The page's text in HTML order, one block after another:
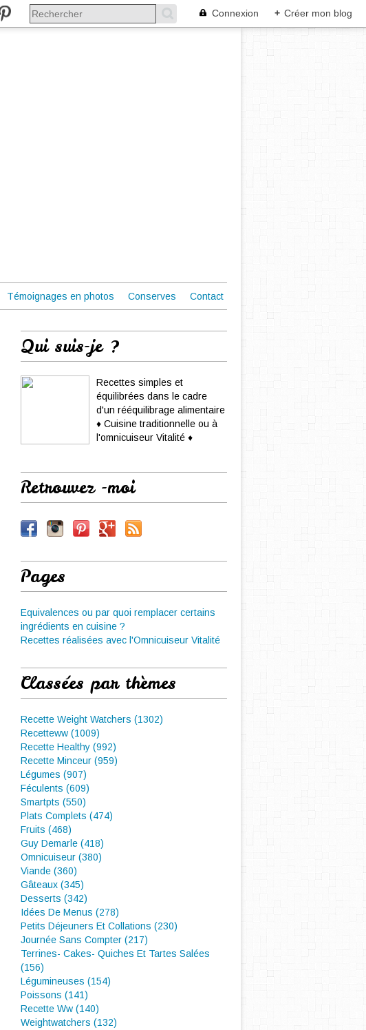
Connexion + Créer mon blog
Témoignages en photos Conserves Contact
Qui suis-je ?
Recettes simples et
équilibrées dans le cadre
d'un rééquilibrage alimentaire
♦ Cuisine traditionnelle ou à
l'omnicuiseur Vitalité ♦
Retrouvez -moi
Pages
Equivalences ou par quoi remplacer certains
ingrédients en cuisine ?
Recettes réalisées avec l'Omnicuiseur Vitalité
Classées par thèmes
Recette Weight Watchers (1302)
Recetteww (1009)
Recette Healthy (992)
Recette Minceur (959)
Légumes (907)
Féculents (609)
Smartpts (550)
Plats Complets (474)
Fruits (468)
Guy Demarle (418)
Omnicuiseur (380)
Viande (360)
Gâteaux (345)
Desserts (342)
Idées De Menus (278)
Petits Déjeuners Et Collations (230)
Journée Sans Compter (217)
Terrines- Cakes- Quiches Et Tartes Salées
(156)
Légumineuses (154)
Poissons (141)
Recette Ww (140)
Weightwatchers (132)